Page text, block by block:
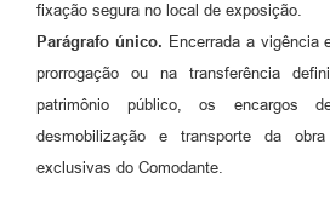
fixação segura no local de exposição.
Parágrafo único. Encerrada a vigência
prorrogação ou na transferência
patrimônio público, os encargos
desmobilização e transporte da
exclusivas do Comodante.